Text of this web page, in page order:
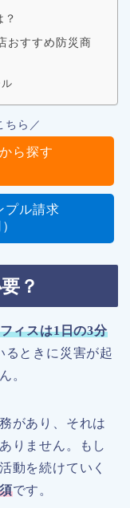
おすすめ防災商
ちら／
ら探す
プル請求
？
ィスは1日の3分
るときに災害が起
。
があり、それは
りません。もし
動を続けていく
です。